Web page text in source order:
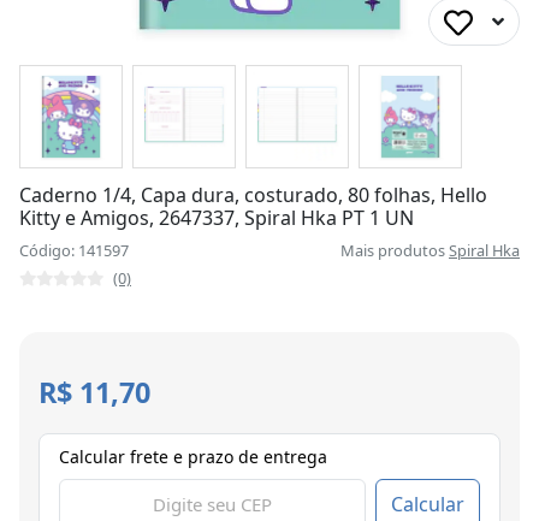
Caderno 1/4, Capa dura, costurado, 80 folhas, Hello
Kitty e Amigos, 2647337, Spiral Hka PT 1 UN
Código: 141597 Mais produtosSpiral Hka
(0)
R$ 11,70
Calcular frete e prazo de entrega
Calcular